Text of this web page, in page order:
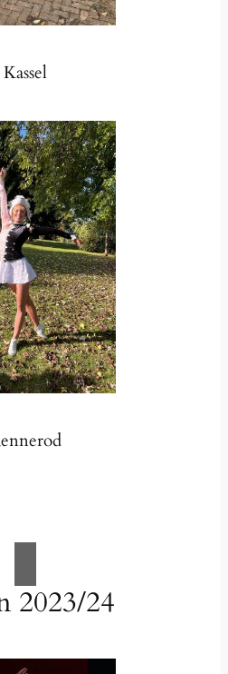
Kassel
2023/24